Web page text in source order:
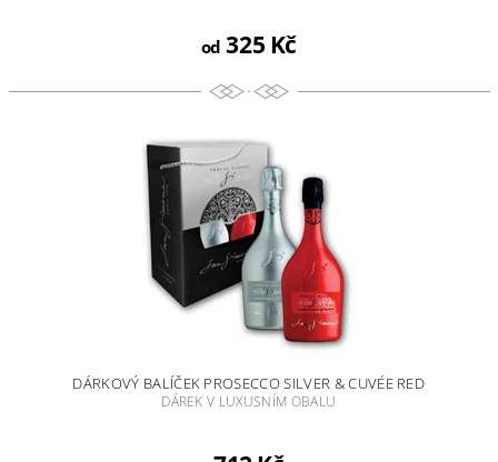
od 325 Kč
DÁRKOVÝ BALÍČEK PROSECCO SILVER & CUVÉE RED
DÁREK V LUXUSNÍM OBALU